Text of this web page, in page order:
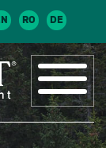
RO DE